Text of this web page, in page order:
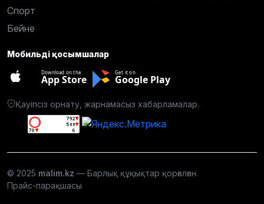
Спорт
Бейне
Мобильді қосымшалар
Download on the
App Store
Get it on
Google Play
Қауіпсіз орнату, жарнамасыз хабарламалар.
© 2025 malim.kz — Барлық құқықтар қорғалған.
Прайс-парақшасы